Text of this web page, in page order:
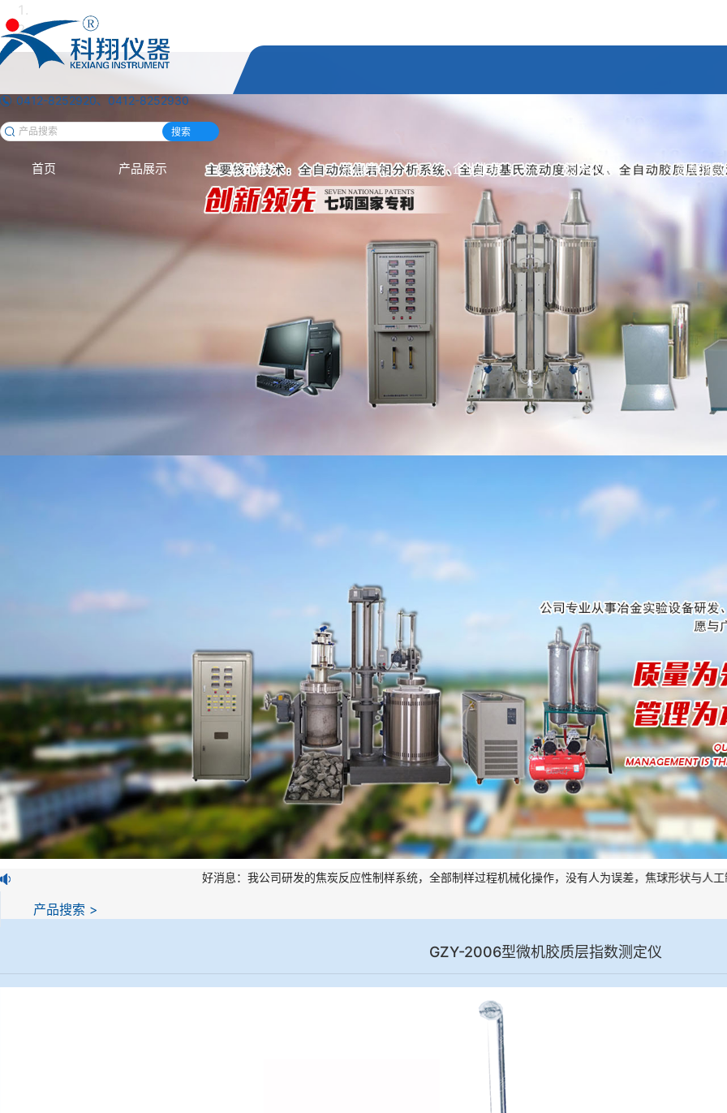
0412-8252920、0412-8252930
搜索
首页 产品展示 公司简介 新闻中心 企业业绩 技术交流 视频观赏
好消息：我公司研发的焦炭反应性制样系统，全部制样过程机械化操作，没有人为误差，焦球形状与人工制
产品搜索 >
GZY-2006型微机胶质层指数测定仪